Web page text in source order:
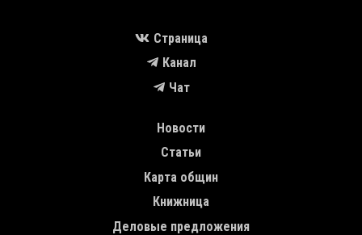
Страница
Канал
Чат
Новости
Статьи
Карта общин
Книжница
Деловые предложения